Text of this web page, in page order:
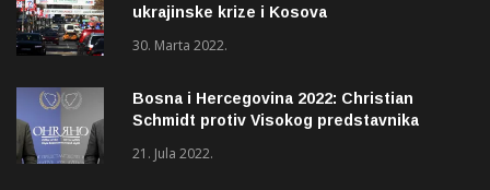
ukrajinske krize i Kosova
30. Marta 2022.
Bosna i Hercegovina 2022: Christian
Schmidt protiv Visokog predstavnika
21. Jula 2022.